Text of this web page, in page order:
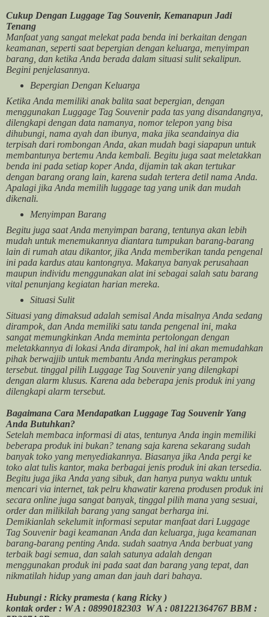
Cukup Dengan Luggage Tag Souvenir, Kemanapun Jadi
Tenang
Manfaat yang sangat melekat pada benda ini berkaitan dengan
keamanan, seperti saat bepergian dengan keluarga, menyimpan
barang, dan ketika Anda berada dalam situasi sulit sekalipun.
Begini penjelasannya.
Bepergian Dengan Keluarga
Ketika Anda memiliki anak balita saat bepergian, dengan
menggunakan Luggage Tag Souvenir pada tas yang disandangnya,
dilengkapi dengan data namanya, nomor telepon yang bisa
dihubungi, nama ayah dan ibunya, maka jika seandainya dia
terpisah dari rombongan Anda, akan mudah bagi siapapun untuk
membantunya bertemu Anda kembali. Begitu juga saat meletakkan
benda ini pada setiap koper Anda, dijamin tak akan tertukar
dengan barang orang lain, karena sudah tertera detil nama Anda.
Apalagi jika Anda memilih luggage tag yang unik dan mudah
dikenali.
Menyimpan Barang
Begitu juga saat Anda menyimpan barang, tentunya akan lebih
mudah untuk menemukannya diantara tumpukan barang-barang
lain di rumah atau dikantor, jika Anda memberikan tanda pengenal
ini pada kardus atau kantongnya. Makanya banyak perusahaan
maupun individu menggunakan alat ini sebagai salah satu barang
vital penunjang kegiatan harian mereka.
Situasi Sulit
Situasi yang dimaksud adalah semisal Anda misalnya Anda sedang
dirampok, dan Anda memiliki satu tanda pengenal ini, maka
sangat memungkinkan Anda meminta pertolongan dengan
meletakkannya di lokasi Anda dirampok, hal ini akan memudahkan
pihak berwajjib untuk membantu Anda meringkus perampok
tersebut. tinggal pilih Luggage Tag Souvenir yang dilengkapi
dengan alarm klusus. Karena ada beberapa jenis produk ini yang
dilengkapi alarm tersebut.
Bagaimana Cara Mendapatkan Luggage Tag Souvenir Yang
Anda Butuhkan?
Setelah membaca informasi di atas, tentunya Anda ingin memiliki
beberapa produk ini bukan? tenang saja karena sekarang sudah
banyak toko yang menyediakannya. Biasanya jika Anda pergi ke
toko alat tulis kantor, maka berbagai jenis produk ini akan tersedia.
Begitu juga jika Anda yang sibuk, dan hanya punya waktu untuk
mencari via internet, tak pelru khawatir karena produsen produk ini
secara online juga sangat banyak, tinggal pilih mana yang sesuai,
order dan milikilah barang yang sangat berharga ini.
Demikianlah sekelumit informasi seputar manfaat dari Luggage
Tag Souvenir bagi keamanan Anda dan keluarga, juga keamanan
barang-barang penting Anda. sudah saatnya Anda berbuat yang
terbaik bagi semua, dan salah satunya adalah dengan
menggunakan produk ini pada saat dan barang yang tepat, dan
nikmatilah hidup yang aman dan jauh dari bahaya.
Hubungi : Ricky pramesta ( kang Ricky )
kontak order : W A : 08990182303 W A : 081221364767 BBM :